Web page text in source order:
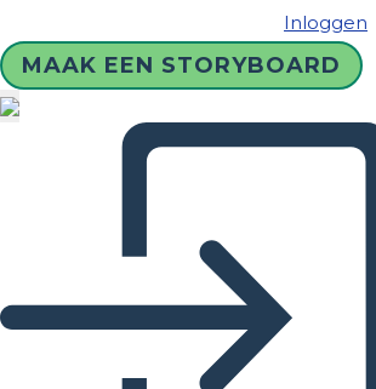
Inloggen
MAAK EEN STORYBOARD